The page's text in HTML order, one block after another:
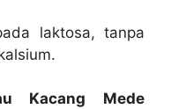
laktosa, tanpa
Kacang Mede